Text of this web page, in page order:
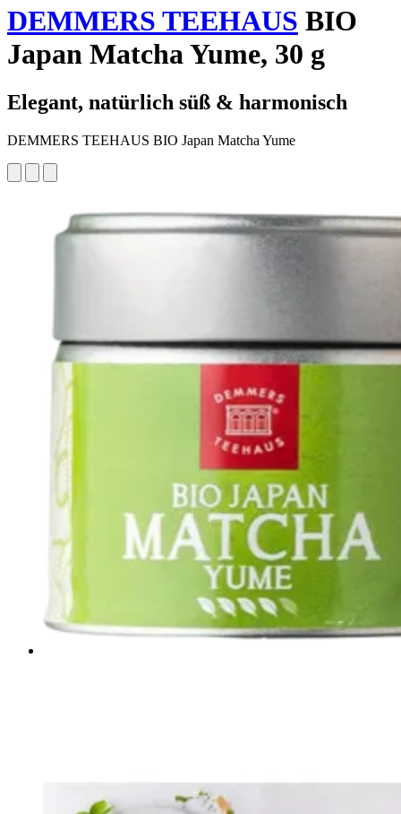
DEMMERS TEEHAUS BIO
Japan Matcha Yume, 30 g
Elegant, natürlich süß & harmonisch
DEMMERS TEEHAUS BIO Japan Matcha Yume